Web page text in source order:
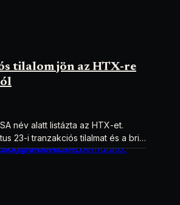
tilalom jön az HTX-re
név alatt listázta az HTX-et.
23-i tranzakciós tilalmat és a brit